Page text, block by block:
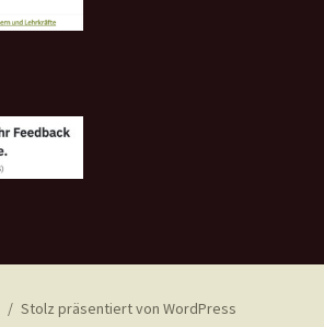
Stolz präsentiert von WordPress